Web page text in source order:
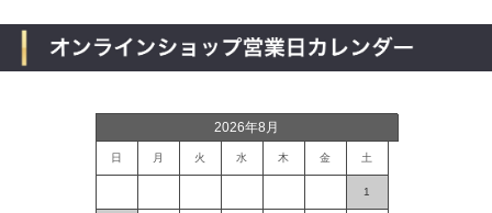
2026年8月
日 月 火 水 木 金 土
1